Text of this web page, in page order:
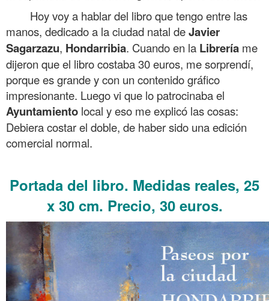
Hoy voy a hablar del libro que tengo entre las
manos, dedicado a la ciudad natal deJavier
Sagarzazu, Hondarribia. Cuando en la Librería me
dijeron que el libro costaba 30 euros, me sorprendí,
porque es grande y con un contenido gráfico
impresionante. Luego vi que lo patrocinaba el
Ayuntamiento local y eso me explicó las cosas:
Debiera costar el doble, de haber sido una edición
comercial normal.
Portada del libro. Medidas reales, 25
x 30 cm. Precio, 30 euros.